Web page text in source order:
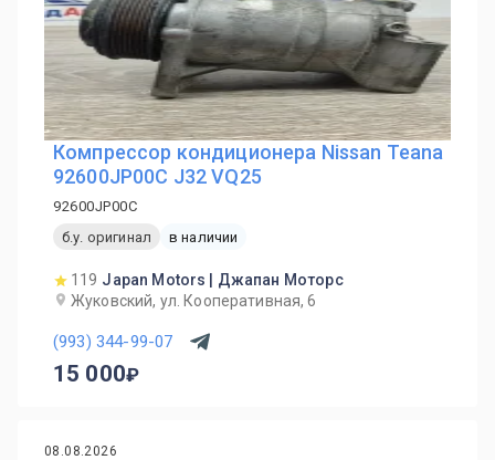
Компрессор кондиционера Nissan Teana
92600JP00C J32 VQ25
92600JP00C
б.у. оригинал
в наличии
119 Japan Motors | Джапан Моторс
Жуковский, ул. Кооперативная, 6
(993) 344-99-07
15 000
08.08.2026